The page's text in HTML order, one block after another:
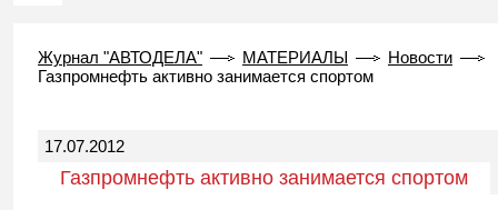
Журнал "АВТОДЕЛА" МАТЕРИАЛЫ
Новости
Газпромнефть активно занимается спортом
17.07.2012
Газпромнефть активно занимается спортом